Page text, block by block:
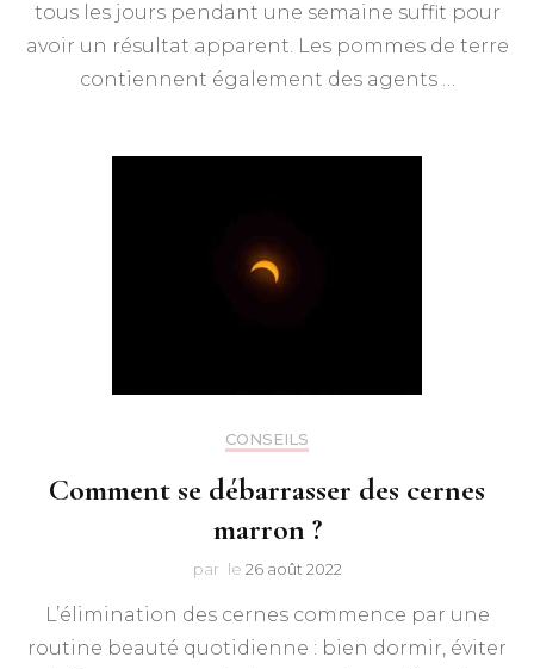
tous les jours pendant une semaine suffit pour
avoir un résultat apparent. Les pommes de terre
contiennent également des agents …
CONSEILS
Comment se débarrasser des cernes
marron ?
par le 26 août 2022
L’élimination des cernes commence par une
routine beauté quotidienne : bien dormir, éviter